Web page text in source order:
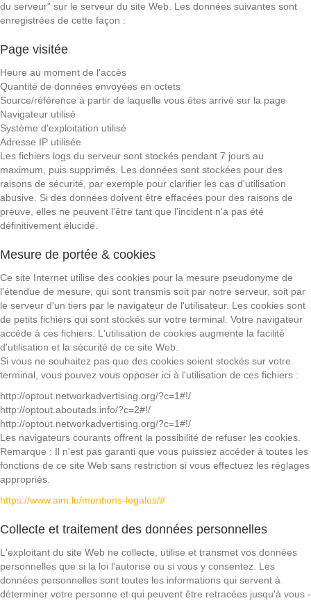
du serveur" sur le serveur du site Web. Les données suivantes sont
enregistrées de cette façon :
Page visitée
Heure au moment de l'accès
Quantité de données envoyées en octets
Source/référence à partir de laquelle vous êtes arrivé sur la page
Navigateur utilisé
Système d'exploitation utilisé
Adresse IP utilisée
Les fichiers logs du serveur sont stockés pendant 7 jours au
maximum, puis supprimés. Les données sont stockées pour des
raisons de sécurité, par exemple pour clarifier les cas d'utilisation
abusive. Si des données doivent être effacées pour des raisons de
preuve, elles ne peuvent l'être tant que l'incident n'a pas été
définitivement élucidé.
Mesure de portée & cookies
Ce site Internet utilise des cookies pour la mesure pseudonyme de
l'étendue de mesure, qui sont transmis soit par notre serveur, soit par
le serveur d'un tiers par le navigateur de l'utilisateur. Les cookies sont
de petits fichiers qui sont stockés sur votre terminal. Votre navigateur
accède à ces fichiers. L'utilisation de cookies augmente la facilité
d'utilisation et la sécurité de ce site Web.
Si vous ne souhaitez pas que des cookies soient stockés sur votre
terminal, vous pouvez vous opposer ici à l'utilisation de ces fichiers :
http://optout.networkadvertising.org/?c=1#!/
http://optout.aboutads.info/?c=2#!/
http://optout.networkadvertising.org/?c=1#!/
Les navigateurs courants offrent la possibilité de refuser les cookies.
Remarque : Il n'est pas garanti que vous puissiez accéder à toutes les
fonctions de ce site Web sans restriction si vous effectuez les réglages
appropriés.
https://www.aim.lu/mentions-legales/#
Collecte et traitement des données personnelles
L'exploitant du site Web ne collecte, utilise et transmet vos données
personnelles que si la loi l'autorise ou si vous y consentez. Les
données personnelles sont toutes les informations qui servent à
déterminer votre personne et qui peuvent être retracées jusqu'à vous -